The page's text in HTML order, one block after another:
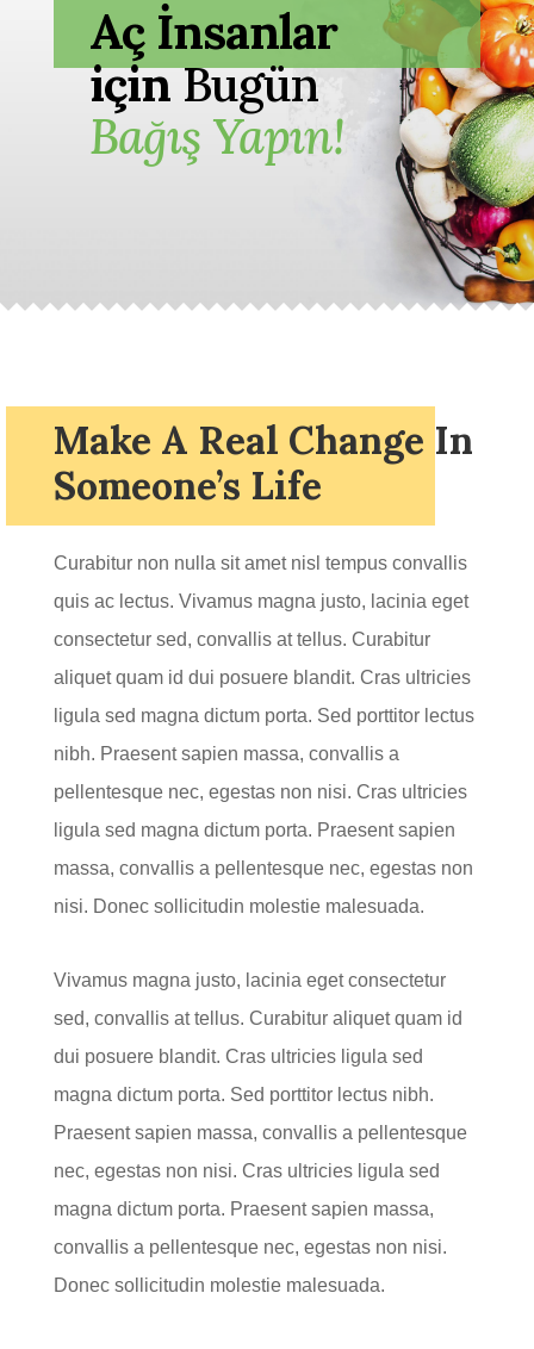
Aç İnsanlar
içinBugün
Bağış Yapın!
Make A Real Change In
Someone’s Life
Curabitur non nulla sit amet nisl tempus convallis
quis ac lectus. Vivamus magna justo, lacinia eget
consectetur sed, convallis at tellus. Curabitur
aliquet quam id dui posuere blandit. Cras ultricies
ligula sed magna dictum porta. Sed porttitor lectus
nibh. Praesent sapien massa, convallis a
pellentesque nec, egestas non nisi. Cras ultricies
ligula sed magna dictum porta. Praesent sapien
massa, convallis a pellentesque nec, egestas non
nisi. Donec sollicitudin molestie malesuada.
Vivamus magna justo, lacinia eget consectetur
sed, convallis at tellus. Curabitur aliquet quam id
dui posuere blandit. Cras ultricies ligula sed
magna dictum porta. Sed porttitor lectus nibh.
Praesent sapien massa, convallis a pellentesque
nec, egestas non nisi. Cras ultricies ligula sed
magna dictum porta. Praesent sapien massa,
convallis a pellentesque nec, egestas non nisi.
Donec sollicitudin molestie malesuada.